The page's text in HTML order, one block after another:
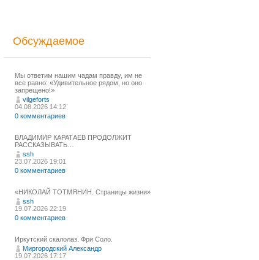
Обсуждаемое
Мы ответим нашим чадам правду, им не
все равно: «Удивительное рядом, но оно
запрещено!»
vilgeforts
04.08.2026 14:12
0 комментариев
ВЛАДИМИР КАРАТАЕВ ПРОДОЛЖИТ
РАССКАЗЫВАТЬ…
ssh
23.07.2026 19:01
0 комментариев
«НИКОЛАЙ ТОТМЯНИН. Страницы жизни»
ssh
19.07.2026 22:19
0 комментариев
Иркутский скалолаз. Фри Соло.
Миргородский Александр
19.07.2026 17:17